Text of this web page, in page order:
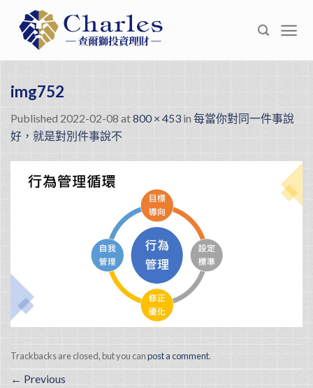
content
img752
Published 2022-02-08 at800 × 453 in 每當你對同一件事說
好，就是對別件事說不
Trackbacks are closed, but you canpost a comment.
← Previous